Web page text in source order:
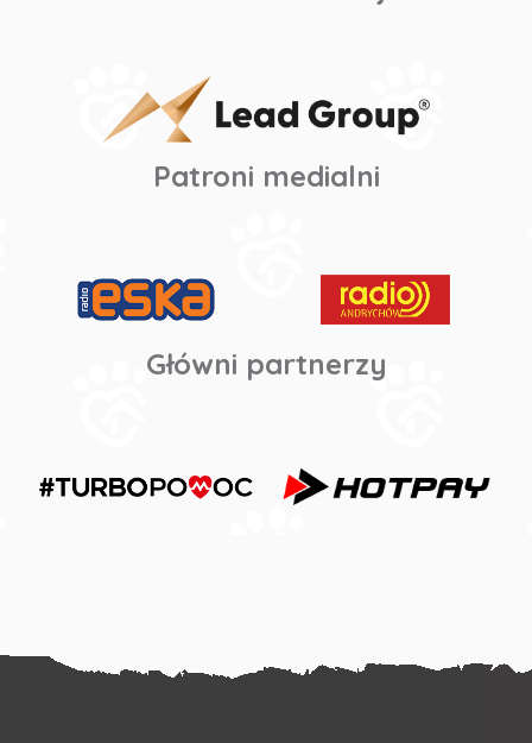
Patroni medialni
Główni partnerzy